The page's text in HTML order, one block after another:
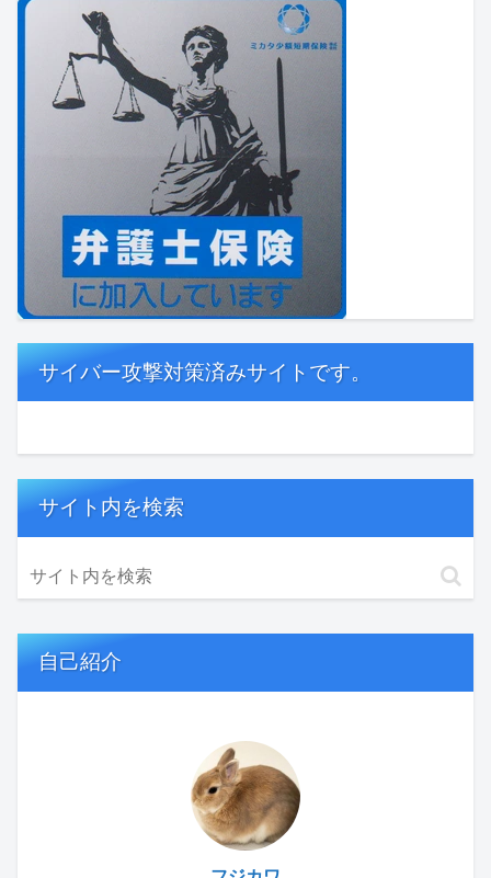
サイバー攻撃対策済みサイトです。
サイト内を検索
自己紹介